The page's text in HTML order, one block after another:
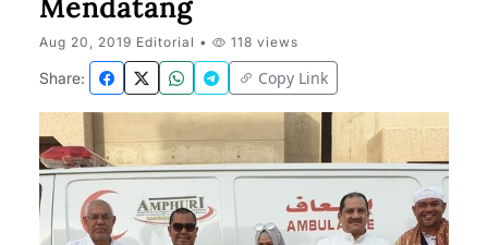
Mendatang
Aug 20, 2019 Editorial • 118 views
Share: Copy Link